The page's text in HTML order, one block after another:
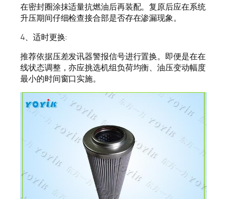
在密封圈涂抹适量抗燃油后再装配。复原后应在系统
升压期间仔细检查接合部是否存在渗漏现象。
4、适时更换:
推荐依据压差发讯器警报信号进行置换。即便是在在
线状态调整，亦应挑选机组负荷均衡、油压变动幅度
最小的时间窗口实施。